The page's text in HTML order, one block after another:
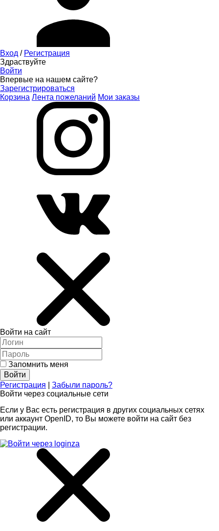
Вход / Регистрация
Здраствуйте
Войти
Впервые на нашем сайте?
Зарегистрироваться
Корзина Лента пожеланий Мои заказы
Войти на сайт
Запомнить меня
Регистрация
Забыли пароль?
Войти через социальные сети
Если у Вас есть регистрация в других социальных сетях
или аккаунт OpenID, то Вы можете войти на сайт без
регистрации.